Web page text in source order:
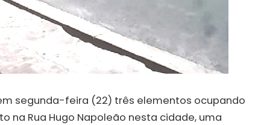
segunda-feira (22) três elementos ocupando
Rua Hugo Napoleão nesta cidade, uma